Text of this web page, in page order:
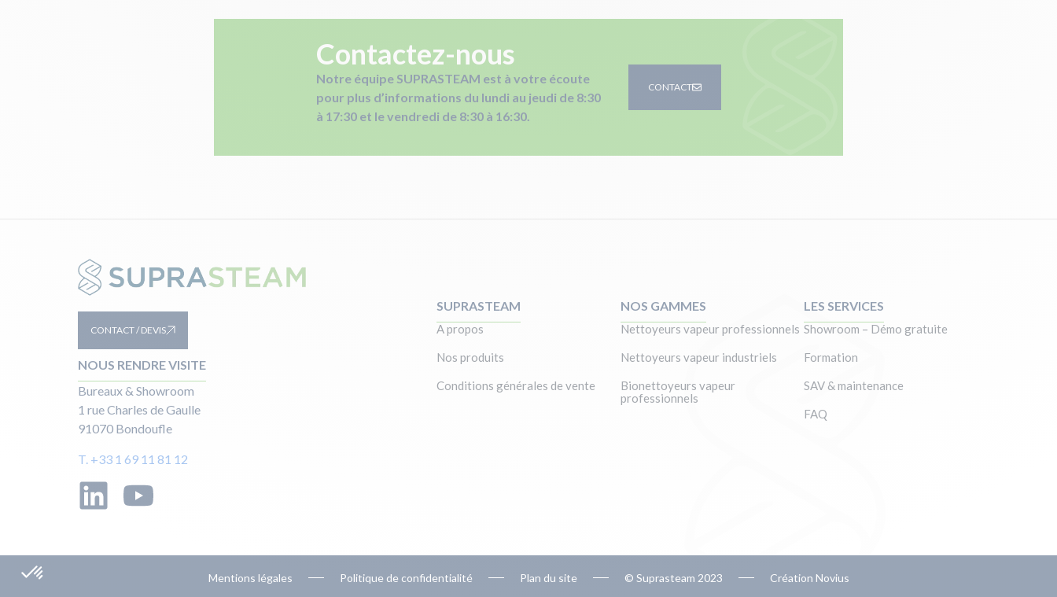
Contactez-nous
Notre équipe SUPRASTEAM est à votre écoute
pour plus d’informations du lundi au jeudi de 8:30
à 17:30 et le vendredi de 8:30 à 16:30.
CONTACT
CONTACT / DEVIS
NOUS RENDRE VISITE
Bureaux & Showroom
1 rue Charles de Gaulle
91070 Bondoufle
T. +33 1 69 11 81 12
SUPRASTEAM
A propos
Nos produits
Conditions générales de vente
NOS GAMMES
Nettoyeurs vapeur professionnels
Nettoyeurs vapeur industriels
Bionettoyeurs vapeur
professionnels
LES SERVICES
Showroom – Démo gratuite
Formation
SAV & maintenance
FAQ
Mentions légales Politique de confidentialité Plan du site © Suprasteam 2023 Création Novius